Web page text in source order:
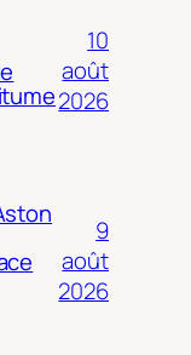
10
août
2026
9
août
2026